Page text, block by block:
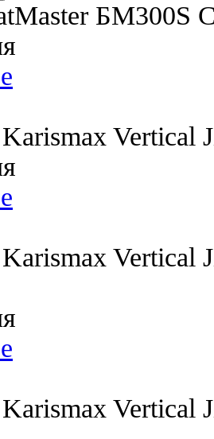
БМ300S
Vertical
Vertical
Vertical